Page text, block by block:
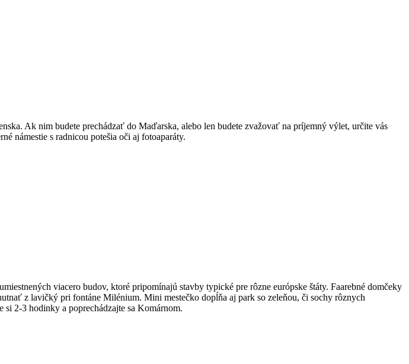
Ak nim budete prechádzať do Maďarska, alebo len budete zvažovať na príjemný výlet, určite vás
námestie s radnicou potešia oči aj fotoaparáty.
viacero budov, ktoré pripomínajú stavby typické pre rôzne európske štáty. Faarebné domčeky
z lavičký pri fontáne Milénium. Mini mestečko dopĺňa aj park so zeleňou, či sochy rôznych
2-3 hodinky a poprechádzajte sa Komárnom.